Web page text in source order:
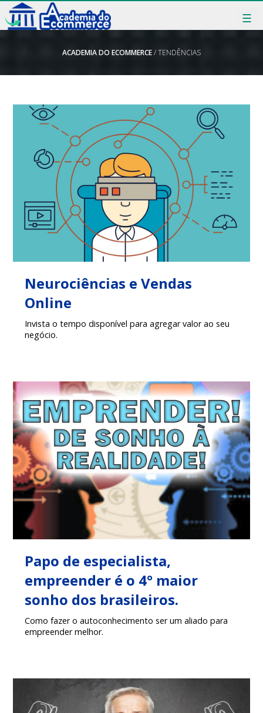
☰
ACADEMIA DO ECOMMERCE/ TENDÊNCIAS
Neurociências e Vendas
Online
Invista o tempo disponível para agregar valor ao seu
negócio.
Papo de especialista,
empreender é o 4° maior
sonho dos brasileiros.
Como fazer o autoconhecimento ser um aliado para
empreender melhor.